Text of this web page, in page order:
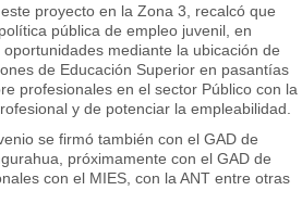
proyecto en la Zona 3, recalcó que
pública de empleo juvenil, en
mediante la ubicación de
de Educación Superior en pasantías
profesionales en el sector Público con la
y de potenciar la empleabilidad.
se firmó también con el GAD de
próximamente con el GAD de
con el MIES, con la ANT entre otras